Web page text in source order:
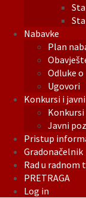
Nabavke
Plan
Odluke
Ugovori
Konkursi i
Konkursi
Javni
Pristup
Gradonačelnik
Rad u radnom
PRETRAGA
Log in